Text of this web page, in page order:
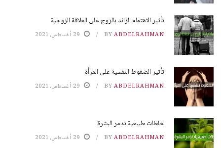
تأثير الاهتمام الزائد بالزوج على العلاقة الزوجية
BY ABDELRAHMAN 29 أغسطس، 2021
تأثير الضغوط النفسية على المرأة
BY ABDELRAHMAN 29 أغسطس، 2021
خلطات طبيعية تدمر البشرة
BY ABDELRAHMAN 29 أغسطس، 2021